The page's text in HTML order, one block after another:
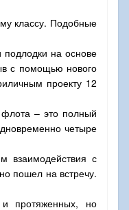
классу. Подобные
подлодки на основе
с помощью нового
проекту 12
– это полный
четыре
взаимодействия с
пошел на встречу.
и протяженных, но